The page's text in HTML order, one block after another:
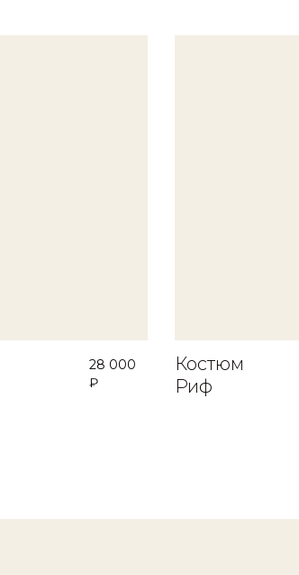
28 000
₽
Костюм
Риф